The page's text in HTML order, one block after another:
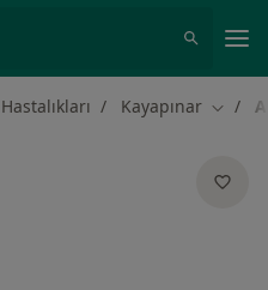
Kayapınar Şehir